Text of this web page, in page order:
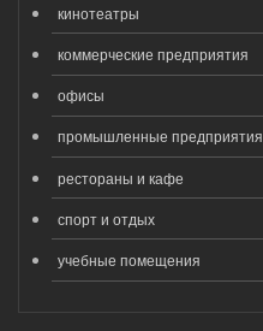
кинотеатры
коммерческие предприятия
офисы
промышленные предприятия
рестораны и кафе
спорт и отдых
учебные помещения